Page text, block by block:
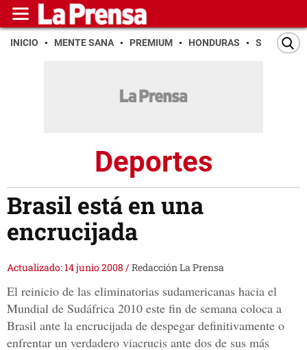
INICIO MENTE SANA PREMIUM HONDURAS SAN PEDRO
Deportes
Brasil está en una
encrucijada
Actualizado: 14 junio 2008 /Redacción La Prensa
El reinicio de las eliminatorias sudamericanas hacia el
Mundial de Sudáfrica 2010 este fin de semana coloca a
Brasil ante la encrucijada de despegar definitivamente o
enfrentar un verdadero viacrucis ante dos de sus más